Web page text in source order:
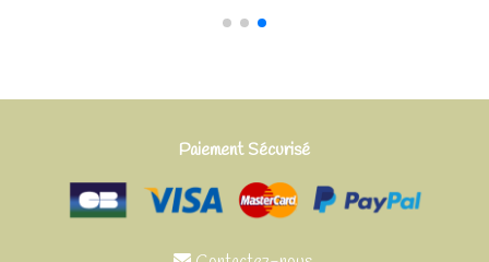
Paiement Sécurisé